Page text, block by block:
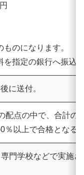
のになります。
指定の銀行へ振込
に送付。
配点の中で、合計の
％以上で合格となる
門学校などで実施さ